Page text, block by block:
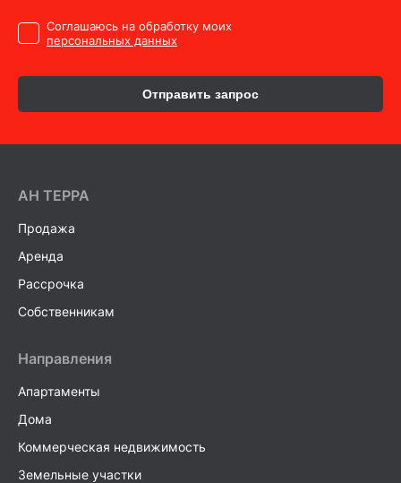
Cоглашаюсь на обработку моих
персональных данных
Отправить запрос
AH ТEPPA
Продажа
Аренда
Рассрочка
Собственникам
Направления
Апартаменты
Дома
Коммерческая недвижимость
Земельные участки